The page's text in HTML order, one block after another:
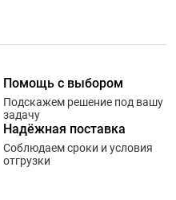
Помощь с выбором
Подскажем решение под вашу
задачу
Надёжная поставка
Соблюдаем сроки и условия
отгрузки